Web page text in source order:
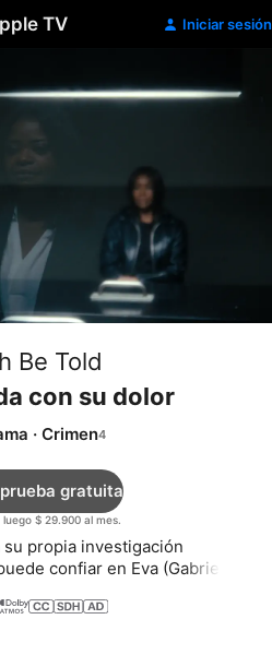
TV Iniciar sesión
Be Told
con su dolor
· Crimen
$ 29.900 al mes.
gratuita
propia investigación
confiar en Eva (Gabrielle